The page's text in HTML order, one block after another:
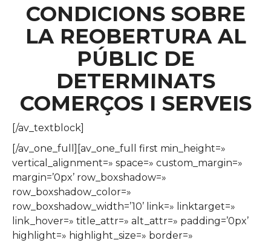
CONDICIONS SOBRE
LA REOBERTURA AL
PÚBLIC DE
DETERMINATS
COMERÇOS I SERVEIS
[/av_textblock]
[/av_one_full][av_one_full first min_height=»
vertical_alignment=» space=» custom_margin=»
margin=’0px’ row_boxshadow=»
row_boxshadow_color=»
row_boxshadow_width=’10’ link=» linktarget=»
link_hover=» title_attr=» alt_attr=» padding=’0px’
highlight=» highlight_size=» border=»